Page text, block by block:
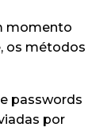
momento
os métodos
passwords
por